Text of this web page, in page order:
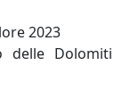
2023
delle Dolomiti